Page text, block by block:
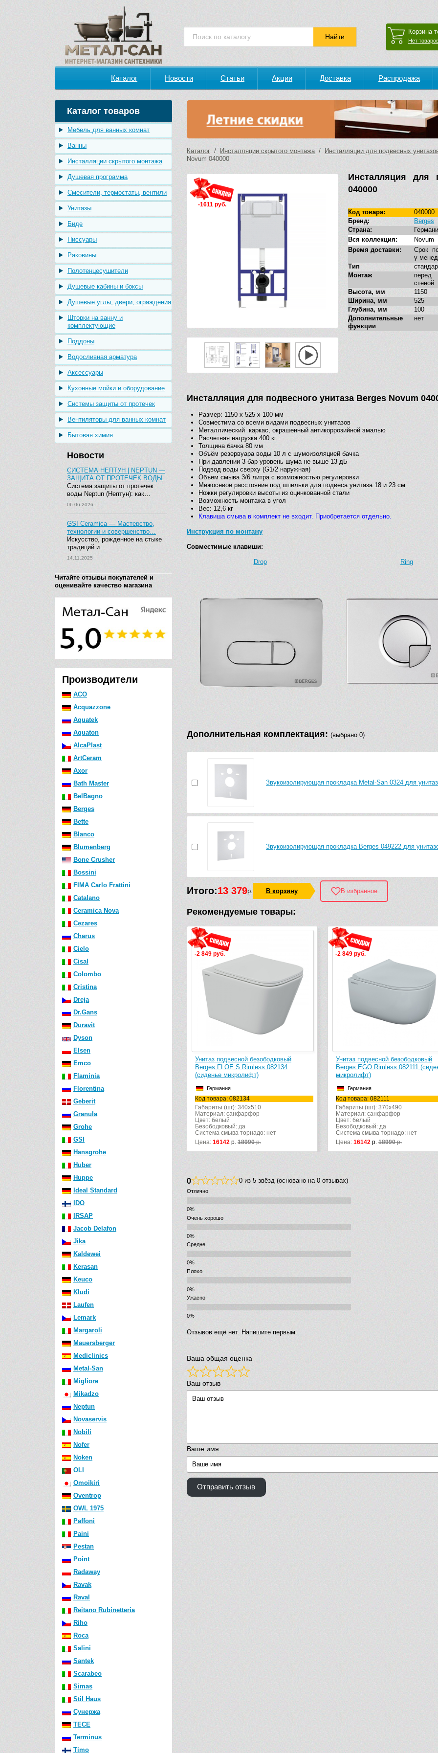
Корзина
Нет
Каталог Новости Статьи Акции Доставка Распродажа
Каталог товаров
Мебель для ванных комнат
Ванны
Инсталляции скрытого монтажа
Душевая программа
Смесители, термостаты, вентили
Унитазы
Биде
Писсуары
Раковины
Полотенцесушители
Душевые кабины и боксы
Душевые углы, двери, ограждения
Шторки на ванну и
комплектующие
Поддоны
Водосливная арматура
Аксессуары
Кухонные мойки и оборудование
Системы защиты от протечек
Вентиляторы для ванных комнат
Бытовая химия
Новости
СИСТЕМА НЕПТУН | NEPTUN —
ЗАЩИТА ОТ ПРОТЕЧЕК ВОДЫ
Система защиты от протечек
воды Neptun (Нептун): как…
06.06.2026
GSI Ceramica — Мастерство,
технологии и совершенство…
Искусство, рожденное на стыке
традиций и…
14.11.2025
Читайте отзывы покупателей и
оценивайте качество магазина
Производители
ACO
Acquazzone
Aquatek
Aquaton
AlcaPlast
ArtCeram
Axor
Bath Master
BelBagno
Berges
Bette
Blanco
Blumenberg
Bone Crusher
Bossini
FIMA Carlo Frattini
Catalano
Ceramica Nova
Cezares
Charus
Cielo
Cisal
Colombo
Cristina
Dreja
Dr.Gans
Duravit
Dyson
Elsen
Emco
Flaminia
Florentina
Geberit
Granula
Grohe
GSI
Hansgrohe
Huber
Huppe
Ideal Standard
IDO
IRSAP
Jacob Delafon
Jika
Kaldewei
Kerasan
Keuco
Kludi
Laufen
Lemark
Margaroli
Mauersberger
Mediclinics
Metal-San
Migliore
Mikadzo
Neptun
Novaservis
Nobili
Nofer
Noken
OLI
Omoikiri
Oventrop
OWL 1975
Paffoni
Paini
Pestan
Point
Radaway
Ravak
Raval
Reitano Rubinetteria
Riho
Roca
Salini
Santek
Scarabeo
Simas
Stil Haus
Сунержа
TECE
Terminus
Timo
Каталог / Инсталляции скрытого монтажа/
Инсталляции для подвесных
Novum 040000
-1611 руб.
Инсталляция для
040000
Код товара:
040000
Бренд:
Berges
Страна:
Вся коллекция:
Novum
Время доставки:
Срок
у
Тип
Монтаж
стеной
Высота, мм
1150
Ширина, мм
525
Глубина, мм
100
Дополнительные
функции
нет
Инсталляция для подвесного унитаза Berges Novum
Размер: 1150 x 525 x 100 мм
Совместима со всеми видами подвесных унитазов
Металлический каркас, окрашенный антикоррозийной эмалью
Расчетная нагрузка 400 кг
Толщина бачка 80 мм
Объём резервуара воды 10 л с шумоизоляцией бачка
При давлении 3 бар уровень шума не выше 13 дБ
Подвод воды сверху (G1/2 наружная)
Объем смыва 3/6 литра с возможностью регулировки
Межосевое расстояние под шпильки для подвеса унитаза 18 и 23 см
Ножки регулировки высоты из оцинкованной стали
Возможность монтажа в угол
Вес: 12,6 кг
Клавиша смыва в комплект не входит. Приобретается отдельно.
Инструкция по монтажу
Совместимые клавиши:
Drop Ring
Дополнительная комплектация: (выбрано 0)
Звукоизолирующая прокладка Metal-San 0324 для
Звукоизолирующая прокладка Berges 049222 для
Итого:13 379р. В корзину В избранное
Рекомендуемые товары:
-2 849 руб.
Унитаз подвесной безободковый
Berges FLOE S Rimless 082134
(сиденье микролифт)
Германия
Код товара: 082134
Габариты (шг): 340x510
Материал: санфарфор
Цвет: белый
Безободковый: да
Система смыва торнадо: нет
Цена: 16142 р. 18990р.
-2 849 руб.
Унитаз подвесной безободковый
Berges EGO Rimless 082111
микролифт)
Германия
Код товара: 082111
Габариты (шг): 370x490
Материал: санфарфор
Цвет: белый
Безободковый: да
Система смыва торнадо: нет
Цена: 16142 р. 18990р.
0 0 из 5 звёзд (основано на 0 отзывах)
Отлично
Очень хорошо
Средне
Плохо
Ужасно
Отзывов ещё нет. Напишите первым.
Ваша общая оценка
Ваш отзыв
Ваше имя
Отправить отзыв